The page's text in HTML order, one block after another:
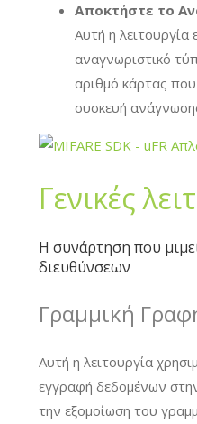
Αποκτήστε το
Αυτή η λειτουργία
αναγνωριστικό
αριθμό κάρτας
συσκευή
Γενικές
Η συνάρτηση που
διευθύνσεων
Γραμμική
Αυτή η λειτουργία
εγγραφή δεδομένων
την εξομοίωση του